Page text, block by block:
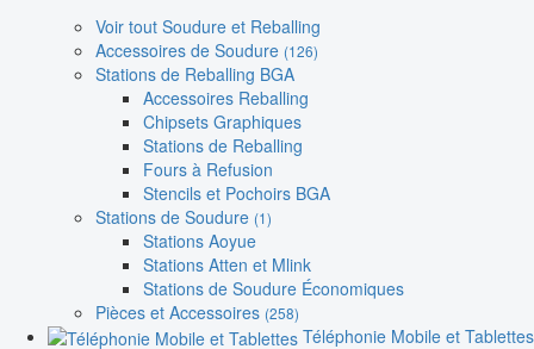
Voir tout Soudure et Reballing
Accessoires de Soudure (126)
Stations de Reballing BGA
Accessoires Reballing
Chipsets Graphiques
Stations de Reballing
Fours à Refusion
Stencils et Pochoirs BGA
Stations de Soudure (1)
Stations Aoyue
Stations Atten et Mlink
Stations de Soudure Économiques
Pièces et Accessoires (258)
Téléphonie Mobile et Tablettes